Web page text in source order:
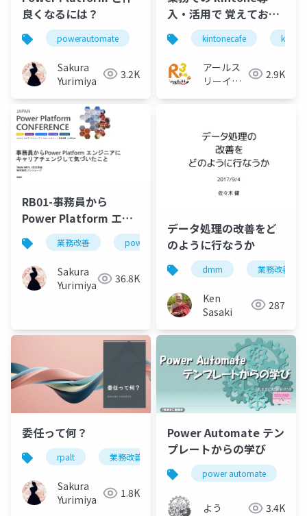
良くなるには？
powerautomate powerapps 業務改善
Sakura
Yurimiya
3.2K
入・活用で 覚えておき
たい ○○○○
kintonecafe
アールス
リーイン
2.9K
RB01-事務員から
Power Platform エン
ジニアにキャリアチェ
ンジして気づいたこと
業務改善 powerplatform powerautomate
Sakura
Yurimiya
36.8K
データ処理の改善をど
のように行なうか
dmm 業務改善
Ken
Sasaki
287
委任って何？
rpalt 業務改善 powerapps
Sakura
Yurimiya
1.8K
Power Automate テン
プレートからの学び
power automate
よう 3.4K